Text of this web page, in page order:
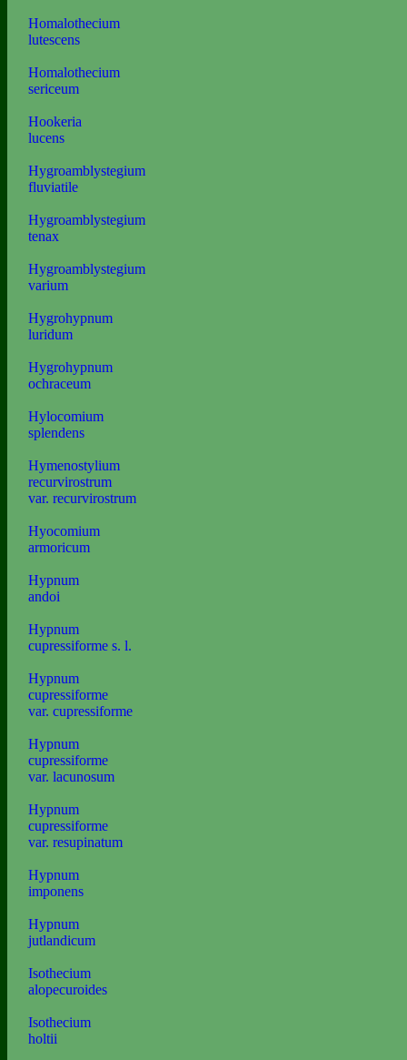
Homalothecium
lutescens
Homalothecium
sericeum
Hookeria
lucens
Hygroamblystegium
fluviatile
Hygroamblystegium
tenax
Hygroamblystegium
varium
Hygrohypnum
luridum
Hygrohypnum
ochraceum
Hylocomium
splendens
Hymenostylium
recurvirostrum
var. recurvirostrum
Hyocomium
armoricum
Hypnum
andoi
Hypnum
cupressiforme s. l.
Hypnum
cupressiforme
var. cupressiforme
Hypnum
cupressiforme
var. lacunosum
Hypnum
cupressiforme
var. resupinatum
Hypnum
imponens
Hypnum
jutlandicum
Isothecium
alopecuroides
Isothecium
holtii